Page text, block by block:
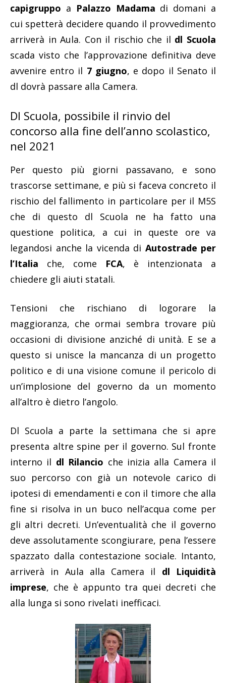
capigruppo a Palazzo Madama di domani a
cui spetterà decidere quando il provvedimento
arriverà in Aula. Con il rischio che il dl Scuola
scada visto che l’approvazione definitiva deve
avvenire entro il 7 giugno, e dopo il Senato il
dl dovrà passare alla Camera.
Dl Scuola, possibile il rinvio del
concorso alla fine dell’anno scolastico,
nel 2021
Per questo più giorni passavano, e sono
trascorse settimane, e più si faceva concreto il
rischio del fallimento in particolare per il M5S
che di questo dl Scuola ne ha fatto una
questione politica, a cui in queste ore va
legandosi anche la vicenda di Autostrade per
l’Italia che, come FCA, è intenzionata a
chiedere gli aiuti statali.
Tensioni che rischiano di logorare la
maggioranza, che ormai sembra trovare più
occasioni di divisione anziché di unità. E se a
questo si unisce la mancanza di un progetto
politico e di una visione comune il pericolo di
un’implosione del governo da un momento
all’altro è dietro l’angolo.
Dl Scuola a parte la settimana che si apre
presenta altre spine per il governo. Sul fronte
interno il dl Rilancio che inizia alla Camera il
suo percorso con già un notevole carico di
ipotesi di emendamenti e con il timore che alla
fine si risolva in un buco nell’acqua come per
gli altri decreti. Un’eventualità che il governo
deve assolutamente scongiurare, pena l’essere
spazzato dalla contestazione sociale. Intanto,
arriverà in Aula alla Camera il dl Liquidità
imprese, che è appunto tra quei decreti che
alla lunga si sono rivelati inefficaci.